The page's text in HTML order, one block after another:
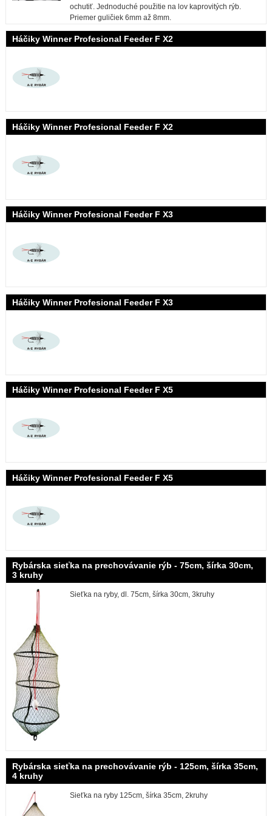
ochutiť. Jednoduché použitie na lov kaprovitých rýb.
Priemer guličiek 6mm až 8mm.
Háčiky Winner Profesional Feeder F X2
Háčiky Winner Profesional Feeder F X2
Háčiky Winner Profesional Feeder F X3
Háčiky Winner Profesional Feeder F X3
Háčiky Winner Profesional Feeder F X5
Háčiky Winner Profesional Feeder F X5
Rybárska sieťka na prechovávanie rýb - 75cm, šírka 30cm,
3 kruhy
Sieťka na ryby, dl. 75cm, šírka 30cm, 3kruhy
Rybárska sieťka na prechovávanie rýb - 125cm, šírka 35cm,
4 kruhy
Sieťka na ryby 125cm, šírka 35cm, 2kruhy